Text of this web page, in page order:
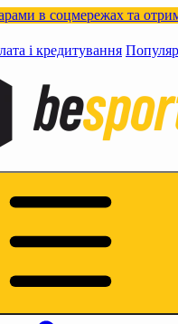
та отримуйте кешбек!
і кредитування